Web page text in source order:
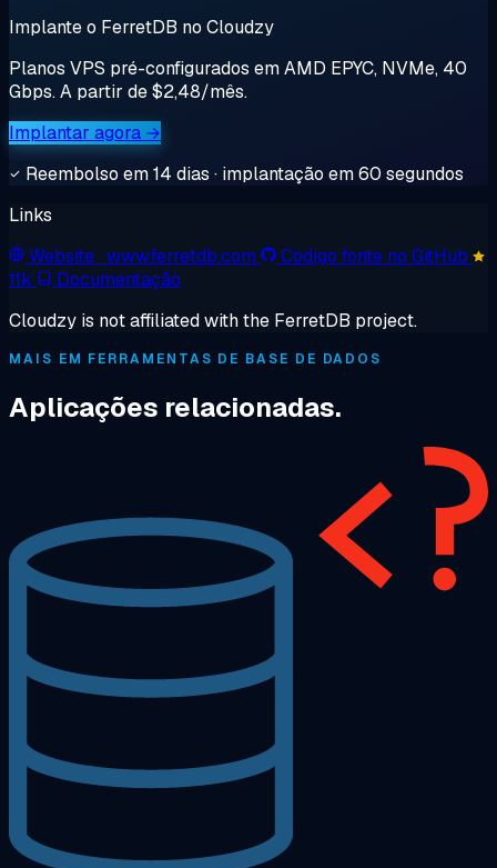
Implante o FerretDB no Cloudzy
Planos VPS pré-configurados em AMD EPYC, NVMe, 40
Gbps. A partir de $2,48/mês.
Implantar agora →
Reembolso em 14 dias · implantação em 60 segundos
Links
Website· www.ferretdb.com
Código fonte no GitHub
11k
Documentação
Cloudzy is not affiliated with the FerretDB project.
MAIS EM FERRAMENTAS DE BASE DE DADOS
Aplicações relacionadas.